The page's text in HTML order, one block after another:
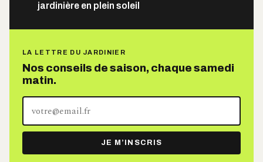
jardinière en plein soleil
LA LETTRE DU JARDINIER
Nos conseils de saison, chaque samedi
matin.
adresse
e-
mail
JE M’INSCRIS